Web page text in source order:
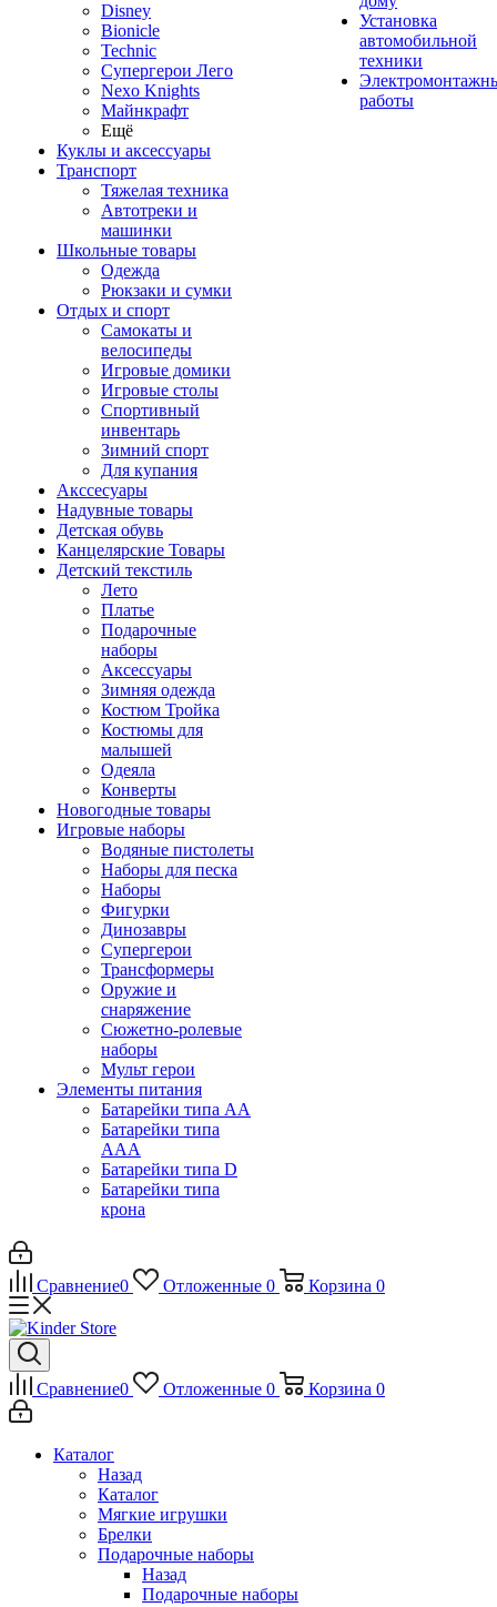
Disney
Bionicle
Technic
Супергерои Лего
Nexo Knights
Майнкрафт
Ещё
Куклы и аксессуары
Транспорт
Тяжелая техника
Автотреки и
машинки
Школьные товары
Одежда
Рюкзаки и сумки
Отдых и спорт
Самокаты и
велосипеды
Игровые домики
Игровые столы
Спортивный
инвентарь
Зимний спорт
Для купания
Акссесуары
Надувные товары
Детская обувь
Канцелярские Товары
Детский текстиль
Лето
Платье
Подарочные
наборы
Аксессуары
Зимняя одежда
Костюм Тройка
Костюмы для
малышей
Одеяла
Конверты
Новогодные товары
Игровые наборы
Водяные пистолеты
Наборы для песка
Наборы
Фигурки
Динозавры
Супергерои
Трансформеры
Оружие и
снаряжение
Сюжетно-ролевые
наборы
Мульт герои
Элементы питания
Батарейки типа АА
Батарейки типа
ААА
Батарейки типа D
Батарейки типа
крона
Установка
автомобильной
техники
работы
Сравнение0 Отложенные 0 Корзина 0
Сравнение0 Отложенные 0 Корзина 0
Каталог
Назад
Каталог
Мягкие игрушки
Брелки
Подарочные наборы
Назад
Подарочные наборы